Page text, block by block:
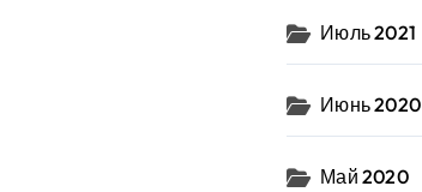
Июль 2021
Июнь 2020
Май 2020